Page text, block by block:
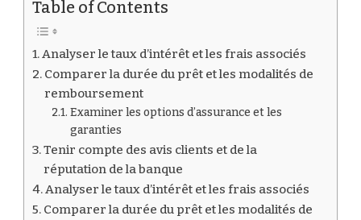
Table of Contents
Analyser le taux d’intérêt et les frais associés
Comparer la durée du prêt et les modalités de
remboursement
Examiner les options d’assurance et les
garanties
Tenir compte des avis clients et de la
réputation de la banque
Analyser le taux d’intérêt et les frais associés
Comparer la durée du prêt et les modalités de